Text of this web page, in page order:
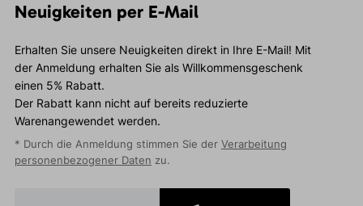
Neuigkeiten per E-Mail
Erhalten Sie unsere Neuigkeiten direkt in Ihre E-Mail! Mit
der Anmeldung erhalten Sie als Willkommensgeschenk
einen 5% Rabatt.
Der Rabatt kann nicht auf bereits reduzierte
Warenangewendet werden.
* Durch die Anmeldung stimmen Sie der Verarbeitung
personenbezogener Daten zu.